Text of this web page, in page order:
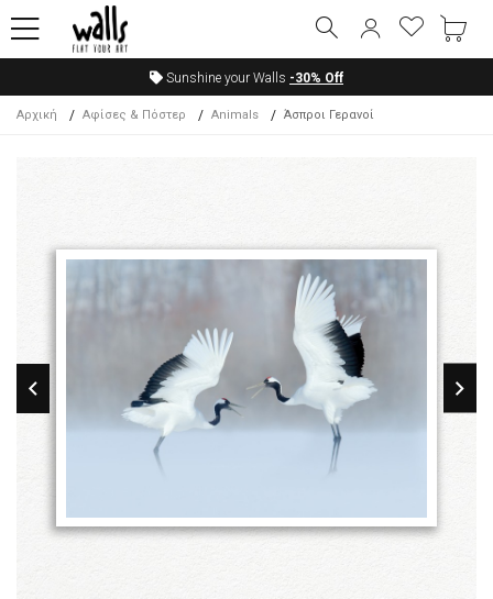
Sunshine your Walls -30% Off
Αρχική Αφίσες & Πόστερ Animals Άσπροι Γερανοί